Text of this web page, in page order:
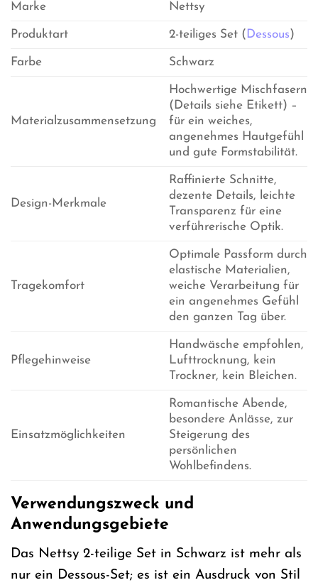
Marke Nettsy
Produktart 2-teiliges Set ( Dessous)
Farbe Schwarz
Materialzusammensetzung
Hochwertige Mischfasern
(Details siehe Etikett) –
für ein weiches,
angenehmes Hautgefühl
und gute Formstabilität.
Design-Merkmale
Raffinierte Schnitte,
dezente Details, leichte
Transparenz für eine
verführerische Optik.
Tragekomfort
Optimale Passform durch
elastische Materialien,
weiche Verarbeitung für
ein angenehmes Gefühl
den ganzen Tag über.
Pflegehinweise
Handwäsche empfohlen,
Lufttrocknung, kein
Trockner, kein Bleichen.
Einsatzmöglichkeiten
Romantische Abende,
besondere Anlässe, zur
Steigerung des
persönlichen
Wohlbefindens.
Verwendungszweck und
Anwendungsgebiete
Das Nettsy 2-teilige Set in Schwarz ist mehr als
nur ein Dessous-Set; es ist ein Ausdruck von Stil